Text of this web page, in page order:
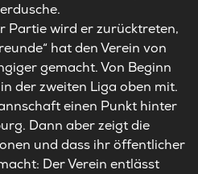
Partie wird er zurücktreten,
hat den Verein von
gemacht. Von Beginn
der zweiten Liga oben mit.
einen Punkt hinter
Dann aber zeigt die
und dass ihr öffentlicher
Der Verein entlässt